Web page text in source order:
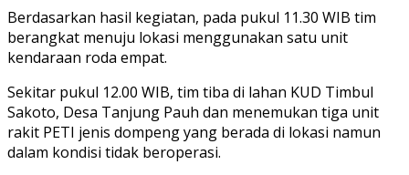
Berdasarkan hasil kegiatan, pada pukul 11.30 WIB tim
berangkat menuju lokasi menggunakan satu unit
kendaraan roda empat.
Sekitar pukul 12.00 WIB, tim tiba di lahan KUD Timbul
Sakoto, Desa Tanjung Pauh dan menemukan tiga unit
rakit PETI jenis dompeng yang berada di lokasi namun
dalam kondisi tidak beroperasi.